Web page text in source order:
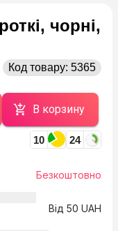
чорні,
Код товару: 5365
В корзину
10 24
Безкоштовно
Від 50 UAH